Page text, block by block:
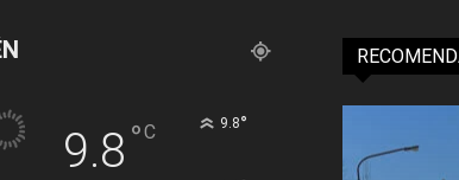
9.8 °C 9.8°